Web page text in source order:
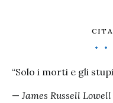
“Solo i morti e gli
— James Russell Lowell